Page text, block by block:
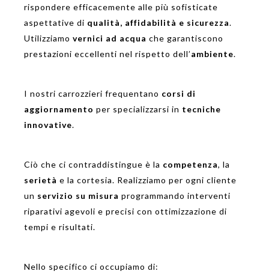
rispondere efficacemente alle più sofisticate
aspettative di qualità, affidabilità e sicurezza.
Utilizziamo vernici ad acqua che garantiscono
prestazioni eccellenti nel rispetto dell’ambiente.
I nostri carrozzieri frequentano corsi di
aggiornamento per specializzarsi in tecniche
innovative.
Ciò che ci contraddistingue è la competenza, la
serietà e la cortesia. Realizziamo per ogni cliente
un servizio su misura programmando interventi
riparativi agevoli e precisi con ottimizzazione di
tempi e risultati.
Nello specifico ci occupiamo di: